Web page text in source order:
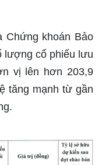
Chứng khoán Bảo
lượng cổ phiếu lưu
vị lên hơn 203,9
tăng mạnh từ gần
.